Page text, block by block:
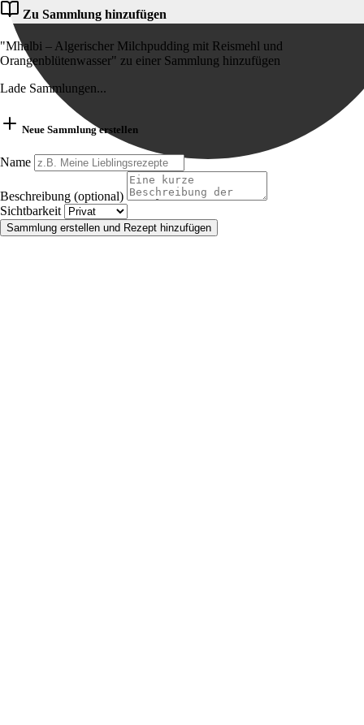
Zu Sammlung hinzufügen
"Mhalbi – Algerischer Milchpudding mit Reismehl und
Orangenblütenwasser" zu einer Sammlung hinzufügen
Lade Sammlungen...
Neue Sammlung erstellen
Name
Beschreibung (optional)
Sichtbarkeit
Sammlung erstellen und Rezept hinzufügen